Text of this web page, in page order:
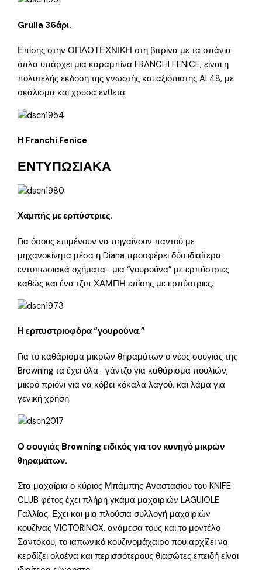
Grulla 36άρι.
Επίσης στην ΟΠΛΟΤΕΧΝΙΚΗ στη βιτρίνα με τα σπάνια
όπλα υπάρχει μια καραμπίνα FRANCHI FENICE, είναι η
πολυτελής έκδοση της γνωστής και αξιόπιστης AL48, με
σκάλισμα και χρυσά ένθετα.
Η Franchi Fenice
ΕΝΤΥΠΩΣΙΑΚΑ
Χαμπής με ερπύστριες.
Για όσους επιμένουν να πηγαίνουν παντού με
μηχανοκίνητα μέσα η Diana προσφέρει δύο ιδιαίτερα
εντυπωσιακά οχήματα- μια “γουρούνα” με ερπύστριες
καθώς και ένα τζιπ ΧΑΜΠΗ επίσης με ερπύστριες.
Η ερπυστριοφόρα “γουρούνα.”
Για το καθάρισμα μικρών θηραμάτων ο νέος σουγιάς της
Browning τα έχει όλα- γάντζο για καθάρισμα πουλιών,
μικρό πριόνι για να κόβει κόκαλα λαγού, και λάμα για
γενική χρήση.
Ο σουγιάς Browning ειδικός για τον κυνηγό μικρών
θηραμάτων.
Στα μαχαίρια ο κύριος Μπάμπης Αναστασίου του KNIFE
CLUB φέτος έχει πλήρη γκάμα μαχαιριών LAGUIOLE
Γαλλίας. Εχει και μια πλούσια συλλογή μαχαιριών
κουζίνας VICTORINOX, ανάμεσα τους και το μοντέλο
Σαντόκου, το ιαπωνικό κουζινομάχαιρο που αρχίζει να
κερδίζει ολοένα και περισσότερους θιασώτες επειδή είναι